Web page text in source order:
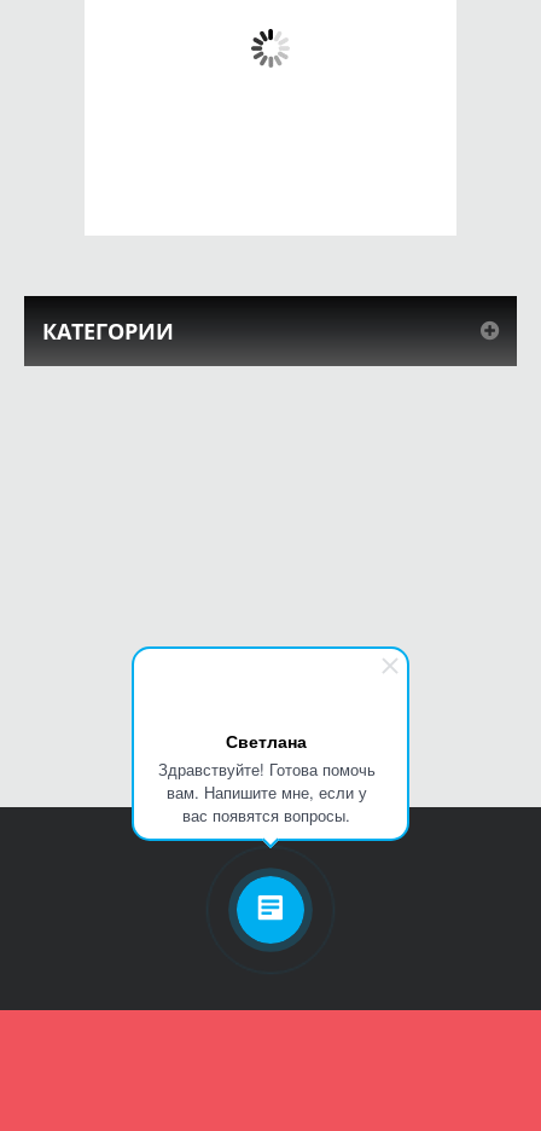
Светлана
Здравствуйте! Готова помочь
вам. Напишите мне, если у
вас появятся вопросы.
КАТЕГОРИИ